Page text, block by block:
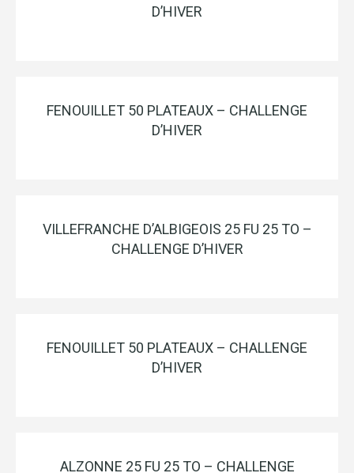
D’HIVER
FENOUILLET 50 PLATEAUX – CHALLENGE
D’HIVER
VILLEFRANCHE D’ALBIGEOIS 25 FU 25 TO –
CHALLENGE D’HIVER
FENOUILLET 50 PLATEAUX – CHALLENGE
D’HIVER
ALZONNE 25 FU 25 TO – CHALLENGE